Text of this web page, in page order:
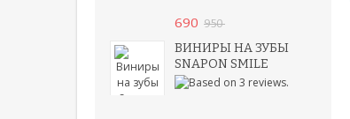
690 950
ВИНИРЫ НА ЗУБЫ
SNAPON SMILE